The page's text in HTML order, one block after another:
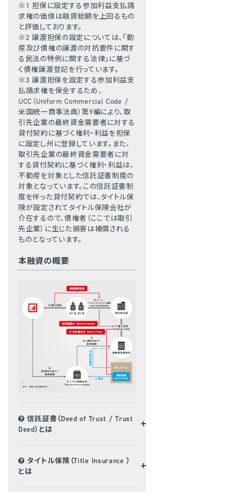
※1 担保に設定する参加利益支払請
求権の価値は融資総額を上回るもの
と評価しております。
※2 譲渡担保の設定については、「動
産及び債権の譲渡の対抗要件に関す
る民法の特例に関する法律」に基づ
く債権譲渡登記を行っています。
※3 譲渡担保を設定する参加利益支
払請求権を保全するため、
UCC（Uniform Commercial Code /
米国統一商事法典）第9編により、取
引先企業の最終資金需要者に対する
貸付契約に基づく権利・利益を担保
に設定し州に登録しています。また、
取引先企業の最終資金需要者に対
する貸付契約に基づく権利・利益は、
不動産を対象とした信託証書制度の
対象となっています。この信託証書制
度を伴った貸付契約では、タイトル保
険が設定されてタイトル保険会社が
介在するので、債権者（ここでは取引
先企業）に生じた損害は補償される
ものとなっています。
本融資の概要
信託証書（Deed of Trust / Trust
Deed）とは
タイトル保険（Title Insurance ）
とは